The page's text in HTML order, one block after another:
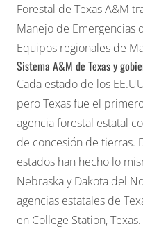
Forestal de Texas A&M
Manejo de Emergencias
Equipos regionales de
Sistema A&M de Texas y
Cada estado de los
pero Texas fue el
agencia forestal estatal
de concesión de tierras.
estados han hecho lo
Nebraska y Dakota del
agencias estatales de
en College Station, Texas.